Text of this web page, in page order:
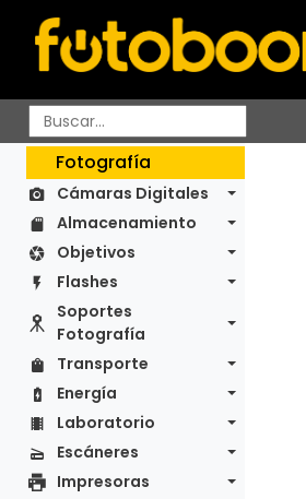
Fotografía
Cámaras Digitales
Almacenamiento
Objetivos
Flashes
Soportes
Fotografía
Transporte
Energía
Laboratorio
Escáneres
Impresoras